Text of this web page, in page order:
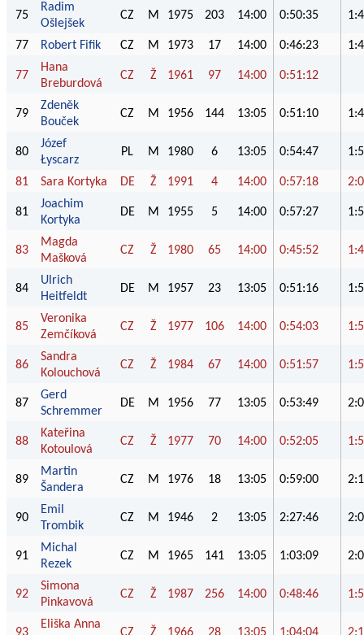
75
Radim
Ošlejšek
CZ M 1975 203 14:00 0:50:35
77 Robert Fifik CZ M 1973 17 14:00 0:46:23
77
Hana
Breburdová
CZ Ž 1961 97 14:00 0:51:12
79
Zdeněk
Bouček
CZ M 1956 144 13:05 0:51:10
80
Józef
Łyscarz
PL M 1980 6 13:05 0:54:47
81 Sara Kortyka DE Ž 1991 4 14:00 0:57:18
81
Joachim
Kortyka
DE M 1955 5 14:00 0:57:27
83
Magda
Mašková
CZ Ž 1980 65 14:00 0:45:52
84
Ulrich
Heitfeldt
DE M 1957 23 13:05 0:51:16
85
Veronika
Zemčíková
CZ Ž 1977 106 14:00 0:54:03
86
Sandra
Kolouchová
CZ Ž 1984 67 14:00 0:51:57
87
Gerd
Schremmer
DE M 1956 77 13:05 0:53:49
88
Kateřina
Kotoulová
CZ Ž 1977 70 14:00 0:52:05
89
Martin
Šandera
CZ M 1976 18 13:05 0:59:00
90
Emil
Trombik
CZ M 1946 2 13:05 2:27:46
91
Michal
Rezek
CZ M 1965 141 13:05 1:03:09
92
Simona
Pinkavová
CZ Ž 1987 256 14:00 0:48:46
93
Eliška Anna
CZ Ž 1966 28 13:05 1:04:04